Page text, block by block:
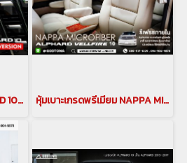
ชุดแต่งแปลงหน้า ALPHARD 10 เป็น ALPHARD 30 แปลงหน้าอัลพาร์ด10เป็นอัลพาร์ด30 หุ้มเบาะเกรดพรีเมียม NAPPA MICROFIBER ALPHARD 10